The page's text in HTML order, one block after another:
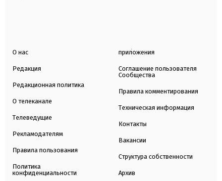
О нас
Редакция
Редакционная политика
О телеканале
Телеведущие
Рекламодателям
Правила пользования
Политика
конфиденциальности
приложения
Соглашение пользователя
Сообщества
Правила комментирования
Техническая информация
Контакты
Вакансии
Структура собственности
Архив